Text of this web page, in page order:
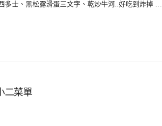
多士、黑松露滑蛋三文字、乾炒牛河..好吃到炸掉 …
二菜單